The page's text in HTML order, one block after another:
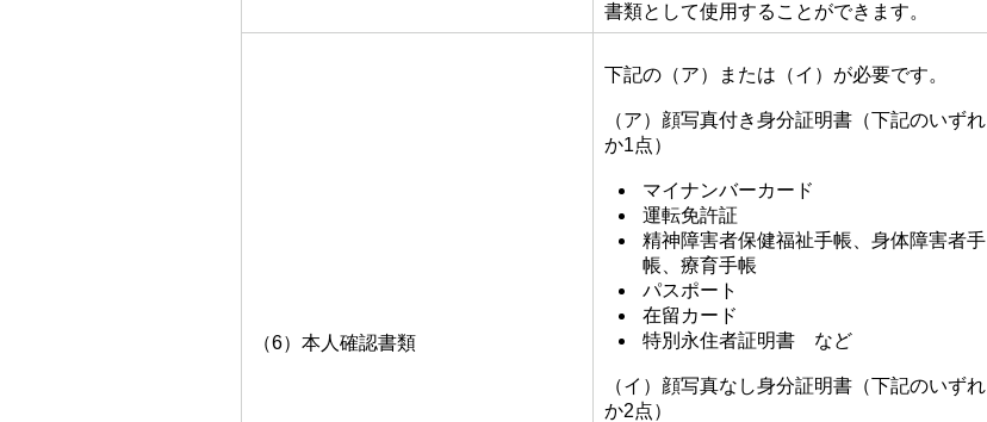
書類として使用することができます。
（6）本人確認書類
下記の（ア）または（イ）が必要です。
（ア）顔写真付き身分証明書（下記のいずれ
か1点）
マイナンバーカード
運転免許証
精神障害者保健福祉手帳、身体障害者手
帳、療育手帳
パスポート
在留カード
特別永住者証明書 など
（イ）顔写真なし身分証明書（下記のいずれ
か2点）